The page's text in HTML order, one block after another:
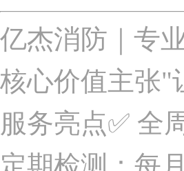
亿杰消防｜专
核心价值主张"
服务亮点✅ 全